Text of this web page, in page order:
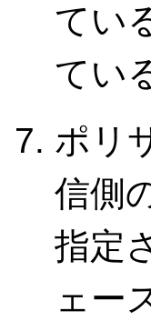
てい
てい
ポリ
信側
指定
ェー